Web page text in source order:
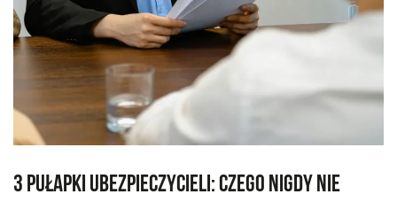
3 pułapki ubezpieczycieli: czego nigdy nie